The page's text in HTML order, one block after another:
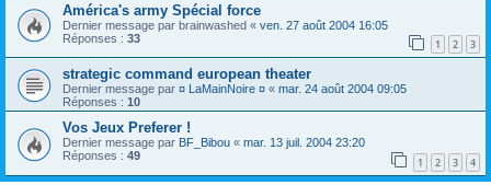
América's army Spécial force
Dernier message par brainwashed « ven. 27 août 2004 16:05
Réponses : 33 1 2 3
strategic command european theater
Dernier message par ¤ LaMainNoire ¤ « mar. 24 août 2004 09:05
Réponses : 10
Vos Jeux Preferer !
Dernier message par BF_Bibou « mar. 13 juil. 2004 23:20
Réponses : 49 1 2 3 4